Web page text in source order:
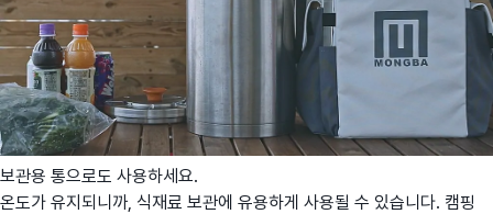
보관용 통으로도 사용하세요.
온도가 유지되니까, 식재료 보관에 유용하게 사용될 수 있습니다. 캠핑